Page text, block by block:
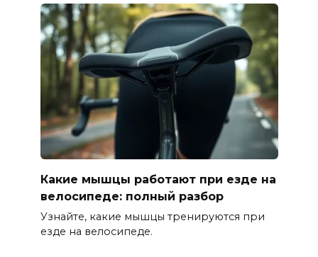
Какие мышцы работают при езде на
велосипеде: полный разбор
Узнайте, какие мышцы тренируются при
езде на велосипеде.